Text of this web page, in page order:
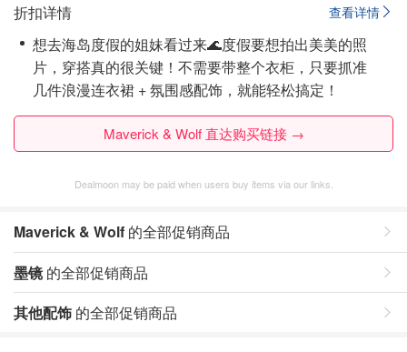
查看详情
折扣详情
想去海岛度假的姐妹看过来🌊度假要想拍出美美的照
片，穿搭真的很关键！不需要带整个衣柜，只要抓准
几件浪漫连衣裙 + 氛围感配饰，就能轻松搞定！
Maverick & Wolf 直达购买链接 →
Dealmoon may be paid when users buy items via our links.
Maverick & Wolf 的全部促销商品
墨镜 的全部促销商品
其他配饰 的全部促销商品